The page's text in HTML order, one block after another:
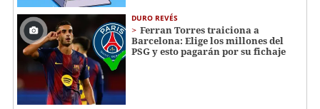
DURO REVÉS
Ferran Torres traiciona a
Barcelona: Elige los millones del
PSG y esto pagarán por su fichaje